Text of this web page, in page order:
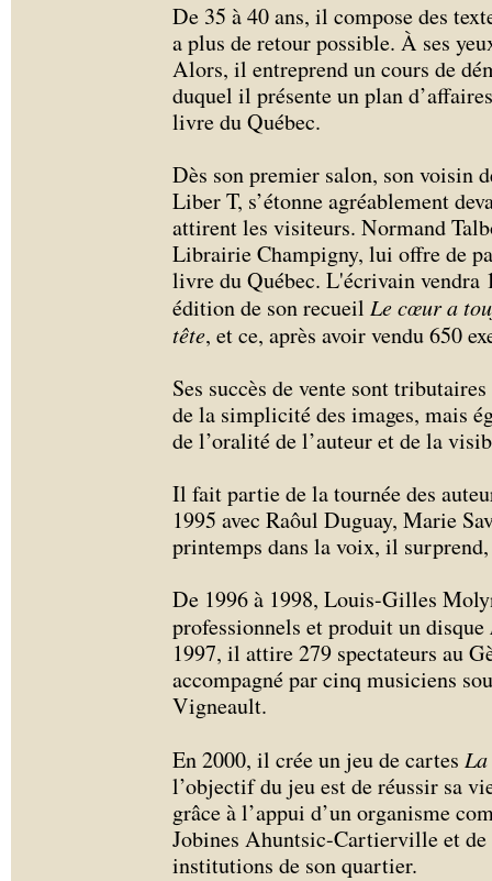
De 35 à 40 ans, il compose des
a plus de retour possible. À ses
Alors, il entreprend un cours de
duquel il présente un plan
livre du Québec.
Dès son premier salon, son voisin
Liber T, s’étonne agréablement
attirent les visiteurs. Normand
Librairie Champigny, lui offre de
livre du Québec. L'écrivain vendra
édition de son recueil Le cœur a
tête, et ce, après avoir vendu 650
Ses succès de vente sont
de la simplicité des images, mais
de l’oralité de l’auteur et de la
Il fait partie de la tournée des
1995 avec Raôul Duguay, Marie
printemps dans la voix, il
De 1996 à 1998, Louis-Gilles
professionnels et produit un disque
1997, il attire 279 spectateurs au
accompagné par cinq musiciens
Vigneault.
En 2000, il crée un jeu de cartes
l’objectif du jeu est de réussir sa
grâce à l’appui d’un organisme
Jobines Ahuntsic-Cartierville et de
institutions de son quartier.